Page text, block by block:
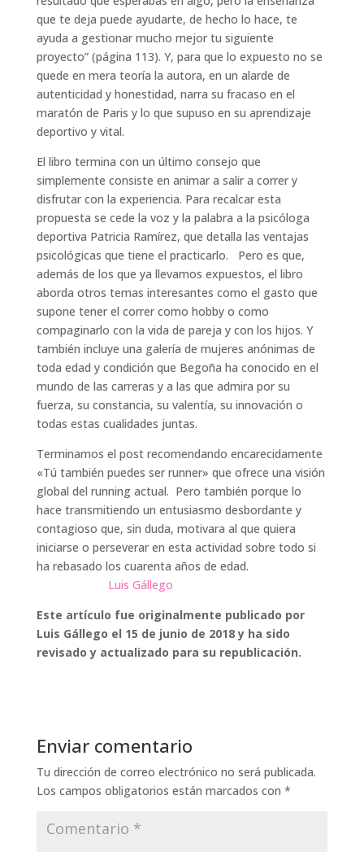
que te deja puede ayudarte, de hecho lo hace, te
ayuda a gestionar mucho mejor tu siguiente
proyecto” (página 113). Y, para que lo expuesto no se
quede en mera teoría la autora, en un alarde de
autenticidad y honestidad, narra su fracaso en el
maratón de Paris y lo que supuso en su aprendizaje
deportivo y vital.
El libro termina con un último consejo que
simplemente consiste en animar a salir a correr y
disfrutar con la experiencia. Para recalcar esta
propuesta se cede la voz y la palabra a la psicóloga
deportiva Patricia Ramírez, que detalla las ventajas
psicológicas que tiene el practicarlo. Pero es que,
además de los que ya llevamos expuestos, el libro
aborda otros temas interesantes como el gasto que
supone tener el correr como hobby o como
compaginarlo con la vida de pareja y con los hijos. Y
también incluye una galería de mujeres anónimas de
toda edad y condición que Begoña ha conocido en el
mundo de las carreras y a las que admira por su
fuerza, su constancia, su valentía, su innovación o
todas estas cualidades juntas.
Terminamos el post recomendando encarecidamente
«Tú también puedes ser runner» que ofrece una visión
global del running actual. Pero también porque lo
hace transmitiendo un entusiasmo desbordante y
contagioso que, sin duda, motivara al que quiera
iniciarse o perseverar en esta actividad sobre todo si
ha rebasado los cuarenta años de edad.
Luis Gállego
Este artículo fue originalmente publicado por
Luis Gállego el 15 de junio de 2018 y ha sido
revisado y actualizado para su republicación.
Enviar comentario
Tu dirección de correo electrónico no será publicada.
Los campos obligatorios están marcados con *